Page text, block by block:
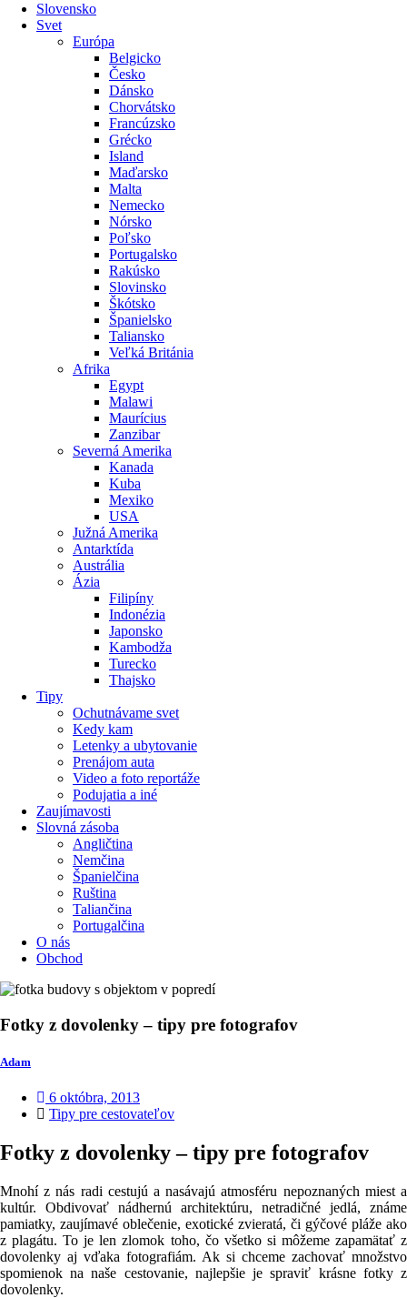
Slovensko
Svet
Európa
Belgicko
Česko
Dánsko
Chorvátsko
Francúzsko
Grécko
Island
Maďarsko
Malta
Nemecko
Nórsko
Poľsko
Portugalsko
Rakúsko
Slovinsko
Škótsko
Španielsko
Taliansko
Veľká Británia
Afrika
Egypt
Malawi
Maurícius
Zanzibar
Severná Amerika
Kanada
Kuba
Mexiko
USA
Južná Amerika
Antarktída
Austrália
Ázia
Filipíny
Indonézia
Japonsko
Kambodža
Turecko
Thajsko
Tipy
Ochutnávame svet
Kedy kam
Letenky a ubytovanie
Prenájom auta
Video a foto reportáže
Podujatia a iné
Zaujímavosti
Slovná zásoba
Angličtina
Nemčina
Španielčina
Ruština
Taliančina
Portugalčina
O nás
Obchod
Fotky z dovolenky – tipy pre fotografov
Adam
6 októbra, 2013
Tipy pre cestovateľov
Fotky z dovolenky – tipy pre fotografov
Mnohí z nás radi cestujú a nasávajú atmosféru nepoznaných miest a
kultúr. Obdivovať nádhernú architektúru, netradičné jedlá, známe
pamiatky, zaujímavé oblečenie, exotické zvieratá, či gýčové pláže ako
z plagátu. To je len zlomok toho, čo všetko si môžeme zapamätať z
dovolenky aj vďaka fotografiám. Ak si chceme zachovať množstvo
spomienok na naše cestovanie, najlepšie je spraviť krásne fotky z
dovolenky.